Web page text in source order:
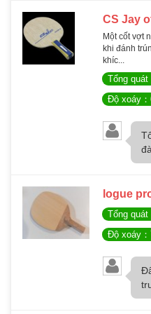
CS Jay
Một cốt vợt
khi đánh
khíc...
Tổng quát
Độ xoáy
logue
Tổng quát
Độ xoáy